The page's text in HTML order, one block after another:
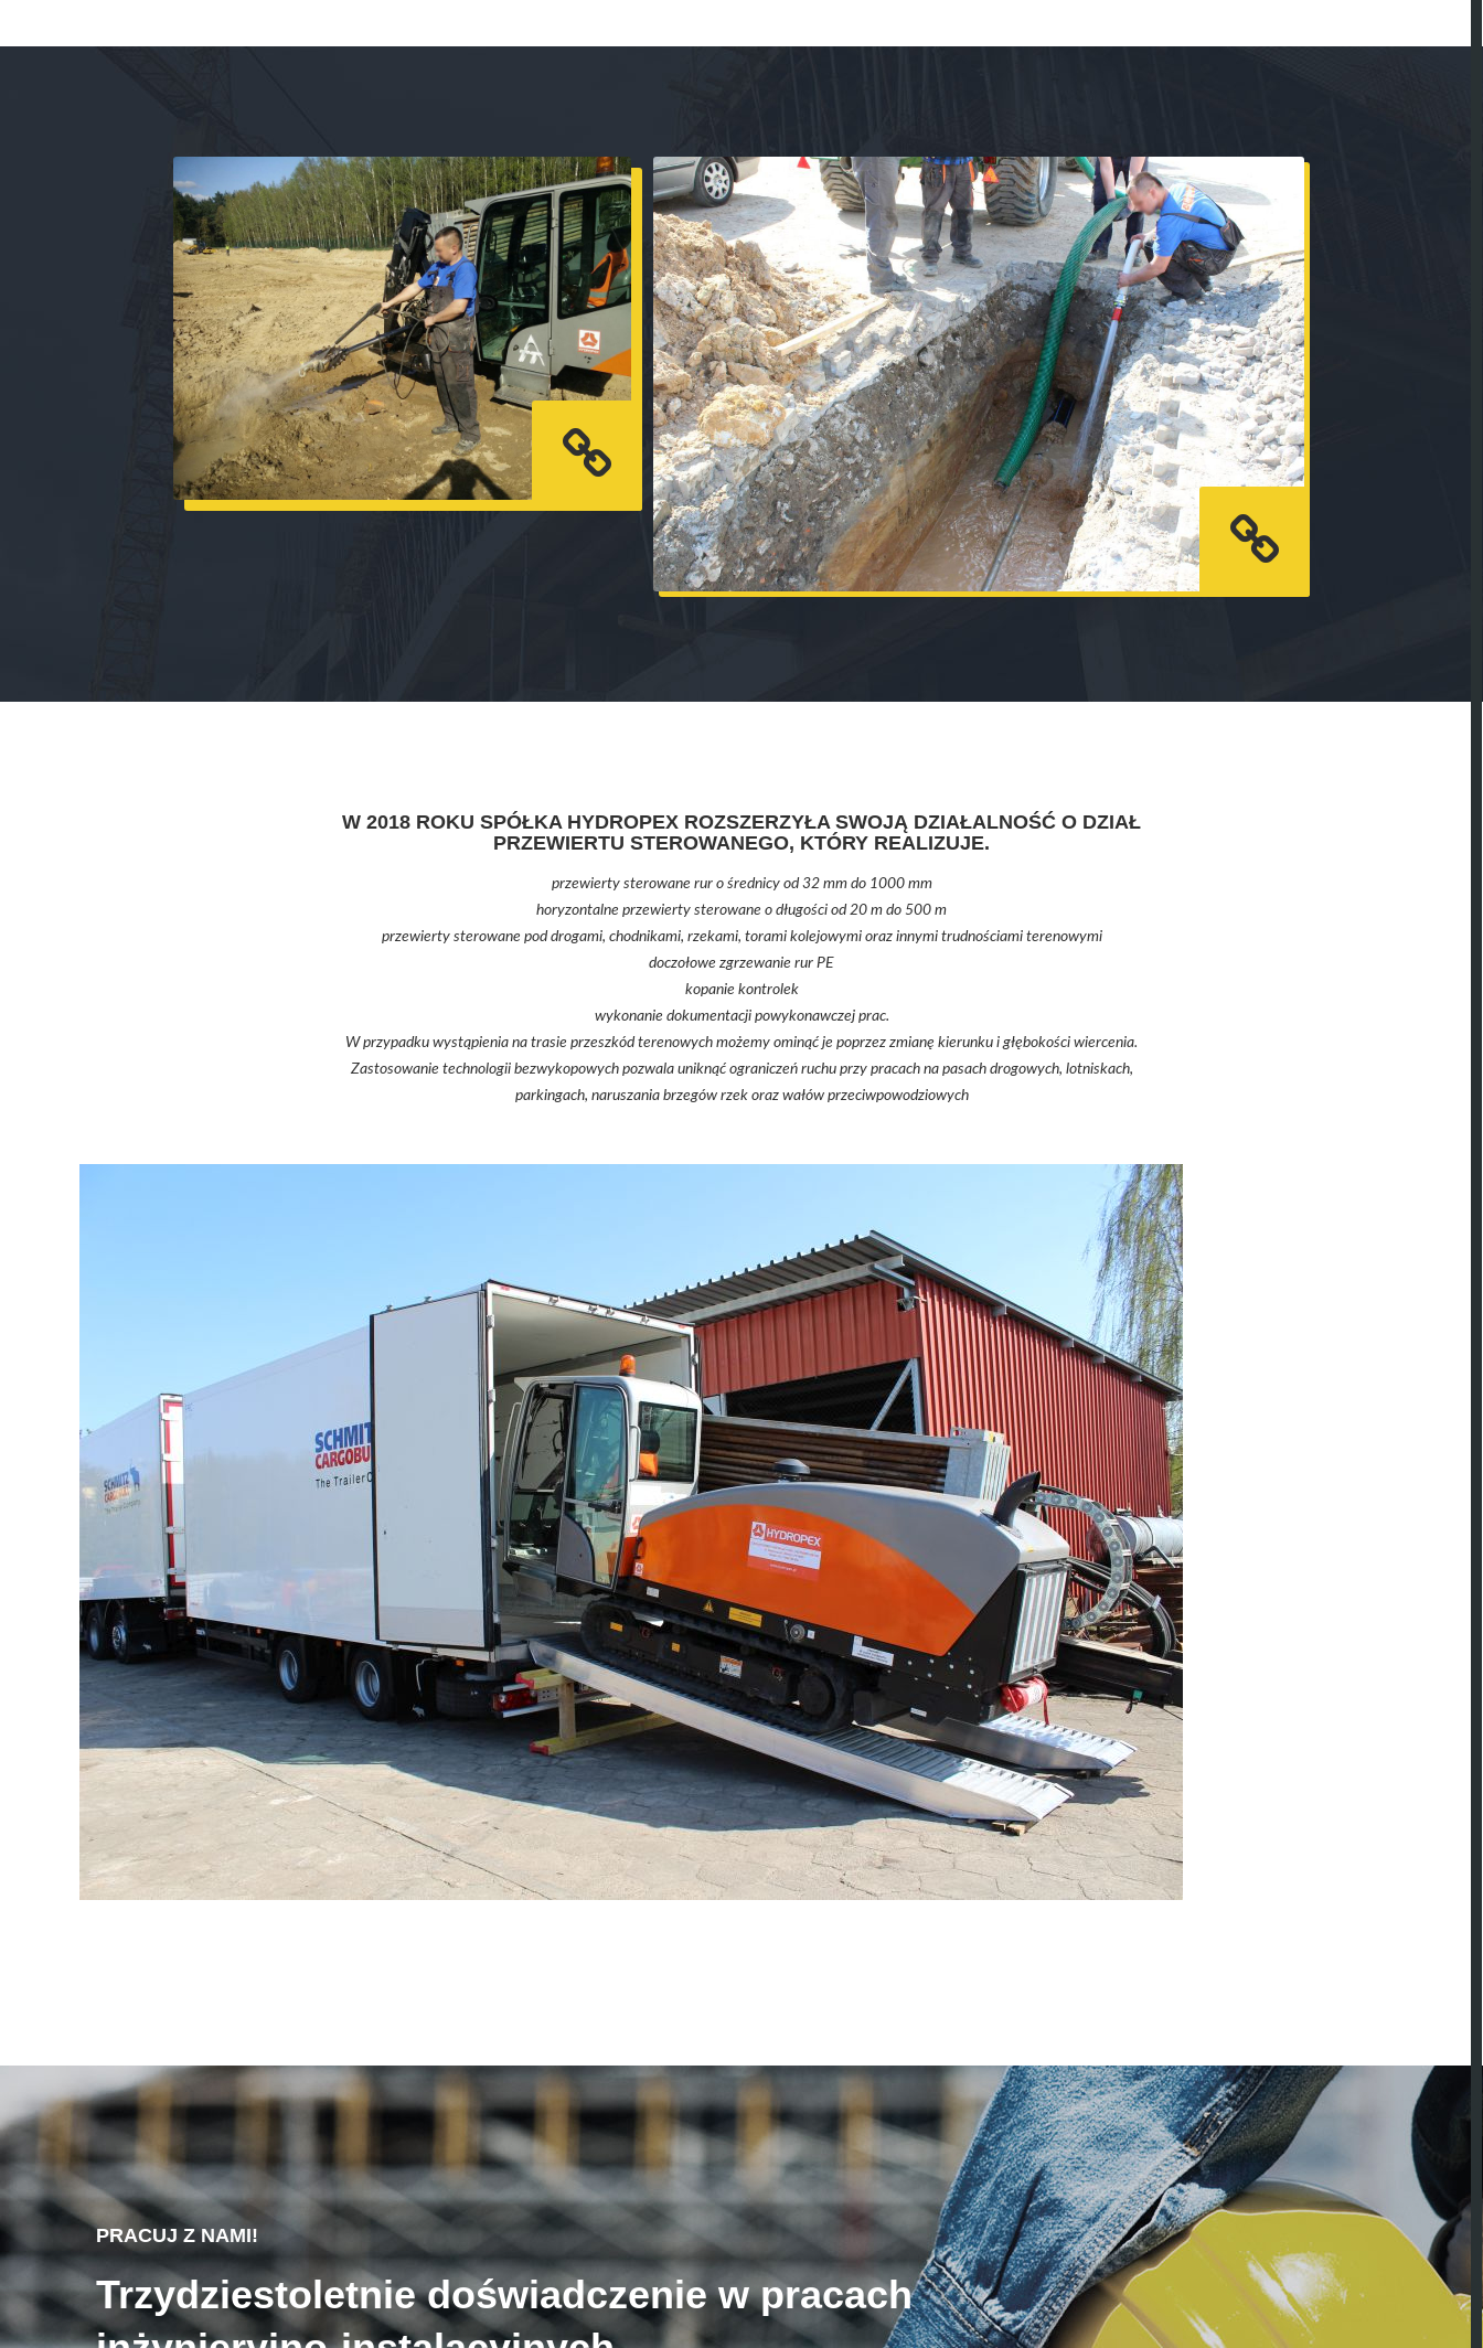
W 2018 ROKU SPÓŁKA HYDROPEX ROZSZERZYŁA SWOJĄ DZIAŁALNOŚĆ O DZIAŁ
PRZEWIERTU STEROWANEGO, KTÓRY REALIZUJE.
przewierty sterowane rur o średnicy od 32 mm do 1000 mm
horyzontalne przewierty sterowane o długości od 20 m do 500 m
przewierty sterowane pod drogami, chodnikami, rzekami, torami kolejowymi oraz innymi trudnościami terenowymi
doczołowe zgrzewanie rur PE
kopanie kontrolek
wykonanie dokumentacji powykonawczej prac.
W przypadku wystąpienia na trasie przeszkód terenowych możemy ominąć je poprzez zmianę kierunku i głębokości wiercenia.
Zastosowanie technologii bezwykopowych pozwala uniknąć ograniczeń ruchu przy pracach na pasach drogowych, lotniskach,
parkingach, naruszania brzegów rzek oraz wałów przeciwpowodziowych
PRACUJ Z NAMI!
Trzydziestoletnie doświadczenie w pracach